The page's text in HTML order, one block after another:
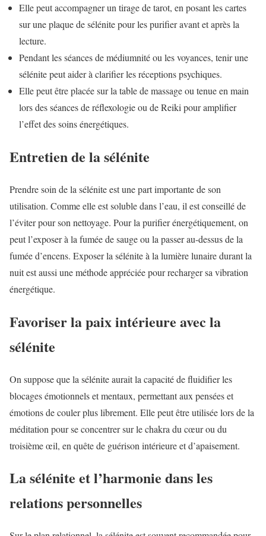
Elle peut accompagner un tirage de tarot, en posant les cartes
sur une plaque de sélénite pour les purifier avant et après la
lecture.
Pendant les séances de médiumnité ou les voyances, tenir une
sélénite peut aider à clarifier les réceptions psychiques.
Elle peut être placée sur la table de massage ou tenue en main
lors des séances de réflexologie ou de Reiki pour amplifier
l’effet des soins énergétiques.
Entretien de la sélénite
Prendre soin de la sélénite est une part importante de son
utilisation. Comme elle est soluble dans l’eau, il est conseillé de
l’éviter pour son nettoyage. Pour la purifier énergétiquement, on
peut l’exposer à la fumée de sauge ou la passer au-dessus de la
fumée d’encens. Exposer la sélénite à la lumière lunaire durant la
nuit est aussi une méthode appréciée pour recharger sa vibration
énergétique.
Favoriser la paix intérieure avec la
sélénite
On suppose que la sélénite aurait la capacité de fluidifier les
blocages émotionnels et mentaux, permettant aux pensées et
émotions de couler plus librement. Elle peut être utilisée lors de la
méditation pour se concentrer sur le chakra du cœur ou du
troisième œil, en quête de guérison intérieure et d’apaisement.
La sélénite et l’harmonie dans les
relations personnelles